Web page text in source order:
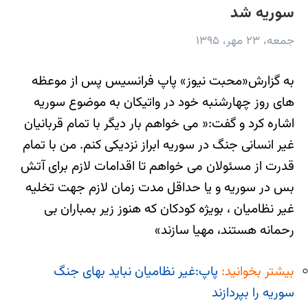
سوریه شد
جمعه، ۲۳ مهر، ۱۳۹۵
به گزارش«محبت نیوز» پاپ فرانسیس پس از موعظه
های روز چهارشنبه خود در واتیکان به موضوع سوریه
اشاره کرد و گفت:« می خواهم بار دیگر با تمام قربانیان
غیر انسانی جنگ در سوریه ابراز نزدیکی کنم. من با تمام
قدرت از مسئولان می خواهم تا اقدامات لازم برای آتش
بس در سوریه و یا حداقل مدت زمان لازم جهت تخلیه
غیر نظامیان ، بویژه کودکان که هنوز زیر بمباران بی
رحمانه هستند، مهیا سازند»
بیشتر بخوانید: پاپ:غیر نظامیان نباید بهای جنگ
سوریه را بپردازند